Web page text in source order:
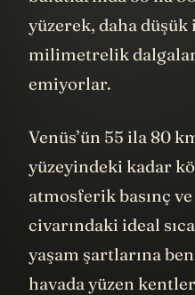
yüzerek, daha
milimetrelik
emiyorlar.
Venüs’ün 55 ila 80
yüzeyindeki kadar
atmosferik basınç
civarındaki ideal
yaşam şartlarına
havada yüzen